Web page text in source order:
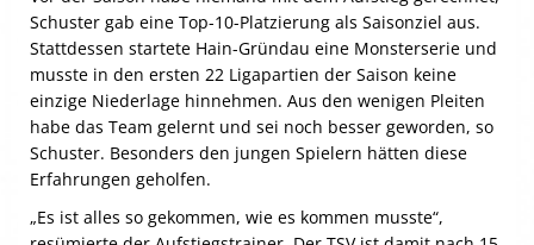
Schuster gab eine Top-10-Platzierung als Saisonziel aus.
Stattdessen startete Hain-Gründau eine Monsterserie und
musste in den ersten 22 Ligapartien der Saison keine
einzige Niederlage hinnehmen. Aus den wenigen Pleiten
habe das Team gelernt und sei noch besser geworden, so
Schuster. Besonders den jungen Spielern hätten diese
Erfahrungen geholfen.
„Es ist alles so gekommen, wie es kommen musste“,